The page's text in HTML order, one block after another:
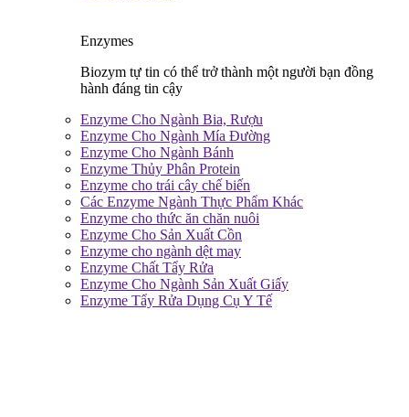
Enzymes
Biozym tự tin có thể trở thành một người bạn đồng
hành đáng tin cậy
Enzyme Cho Ngành Bia, Rượu
Enzyme Cho Ngành Mía Đường
Enzyme Cho Ngành Bánh
Enzyme Thủy Phân Protein
Enzyme cho trái cây chế biến
Các Enzyme Ngành Thực Phẩm Khác
Enzyme cho thức ăn chăn nuôi
Enzyme Cho Sản Xuất Cồn
Enzyme cho ngành dệt may
Enzyme Chất Tẩy Rửa
Enzyme Cho Ngành Sản Xuất Giấy
Enzyme Tẩy Rửa Dụng Cụ Y Tế